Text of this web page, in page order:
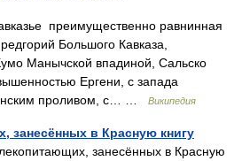
преимущественно равнинная
Большого Кавказа,
Манычской впадиной, Сальско
Ергени, с запада
проливом, с… …
Википедия
занесённых в Красную книгу
занесённых в Красную